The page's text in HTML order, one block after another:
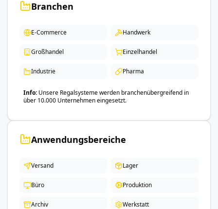
Branchen
E-Commerce Handwerk
Großhandel Einzelhandel
Industrie Pharma
Info Unsere Regalsysteme werden branchenübergreifend in
über 10.000 Unternehmen eingesetzt.
Anwendungsbereiche
Versand Lager
Büro Produktion
Archiv Werkstatt